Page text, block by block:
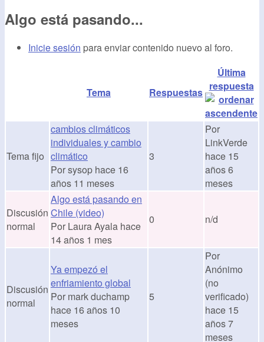
Algo está pasando...
Inicie sesión para enviar contenido nuevo al foro.
Tema Respuestas
Última
respuesta
Tema fijo
cambios climáticos
individuales y cambio
climático
Porsysop hace 16
años 11 meses
3
Por
LinkVerde
hace 15
años 6
meses
Discusión
normal
Algo está pasando en
Chile (video)
Por Laura Ayala hace
14 años 1 mes
0 n/d
Discusión
normal
Ya empezó el
enfriamiento global
Por mark duchamp
hace 16 años 10
meses
5
Por
Anónimo
(no
verificado)
hace 15
años 7
meses